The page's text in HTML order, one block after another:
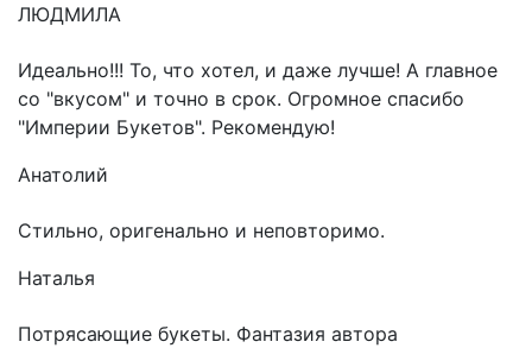
ЛЮДМИЛА
Идеально!!! То, что хотел, и даже лучше! А главное
со "вкусом" и точно в срок. Огромное спасибо
"Империи Букетов". Рекомендую!
Анатолий
Стильно, оригенально и неповторимо.
Наталья
Потрясающие букеты. Фантазия автора